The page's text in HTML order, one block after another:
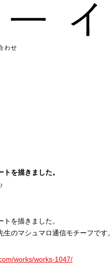
わせ
を描きました。
を描きました。
生のマシュマロ通信モチーフです。
works/works-1047/